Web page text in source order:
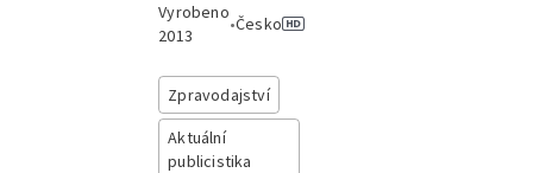
Vyrobeno
2013
•Česko
Zpravodajství
Aktuální
publicistika